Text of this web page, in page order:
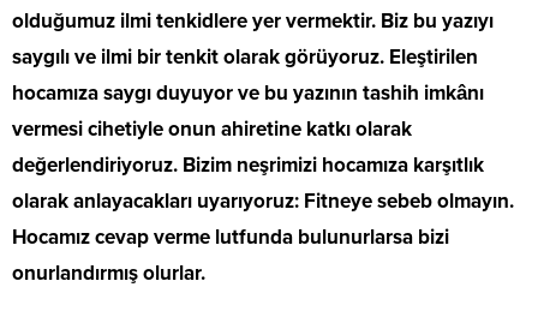
olduğumuz ilmi tenkidlere yer vermektir. Biz bu yazıyı
saygılı ve ilmi bir tenkit olarak görüyoruz. Eleştirilen
hocamıza saygı duyuyor ve bu yazının tashih imkânı
vermesi cihetiyle onun ahiretine katkı olarak
değerlendiriyoruz. Bizim neşrimizi hocamıza karşıtlık
olarak anlayacakları uyarıyoruz: Fitneye sebeb olmayın.
Hocamız cevap verme lutfunda bulunurlarsa bizi
onurlandırmış olurlar.